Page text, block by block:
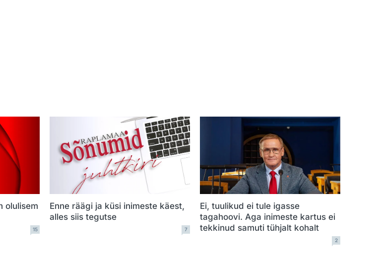
olulisem
15
Enne räägi ja küsi inimeste käest,
alles siis tegutse
7
Ei, tuulikud ei tule igasse
tagahoovi. Aga inimeste kartus ei
tekkinud samuti tühjalt kohalt
2